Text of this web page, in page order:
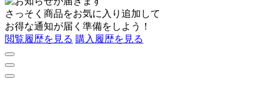
さっそく商品をお気に入り追加 して
お得な通知が届く準備をしよう！
閲覧履歴を見る 購入履歴を見る